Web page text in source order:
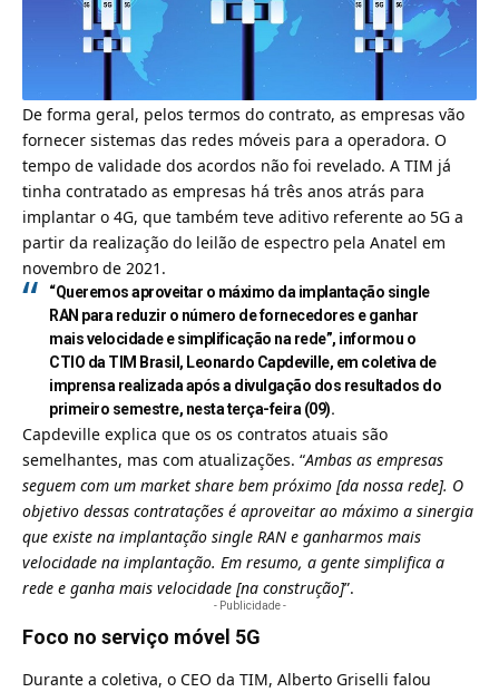
De forma geral, pelos termos do contrato, as empresas vão
fornecer sistemas das redes móveis para a operadora. O
tempo de validade dos acordos não foi revelado. A TIM já
tinha contratado as empresas há três anos atrás para
implantar o 4G, que também teve aditivo referente ao 5G a
partir da realização do leilão de espectro pela Anatel em
novembro de 2021.
“Queremos aproveitar o máximo da implantação single
RAN para reduzir o número de fornecedores e ganhar
mais velocidade e simplificação na rede”, informou o
CTIO da TIM Brasil, Leonardo Capdeville, em coletiva de
imprensa realizada após a divulgação dos resultados do
primeiro semestre, nesta terça-feira (09).
Capdeville explica que os os contratos atuais são
semelhantes, mas com atualizações. “Ambas as empresas
seguem com um market share bem próximo [da nossa rede]. O
objetivo dessas contratações é aproveitar ao máximo a sinergia
que existe na implantação single RAN e ganharmos mais
velocidade na implantação. Em resumo, a gente simplifica a
rede e ganha mais velocidade [na construção]”.
- Publicidade -
Foco no serviço móvel 5G
Durante a coletiva, o CEO da TIM, Alberto Griselli falou